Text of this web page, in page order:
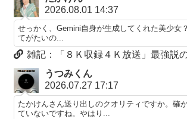
2026.08.01 14:37
せっかく、Gemini自身が生成してくれた美少女
てがたいの...
雑記：「８Ｋ収録４Ｋ放送」最強説
うつみくん
2026.07.27 17:17
たかけんさん送り出しのクオリティですか。確
ていないですね。やはり...